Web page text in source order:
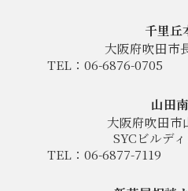
千里丘
大阪府吹田市
TEL：06-6876-0705
山田
大阪府吹田市
SYCビルデ
TEL：06-6877-7119